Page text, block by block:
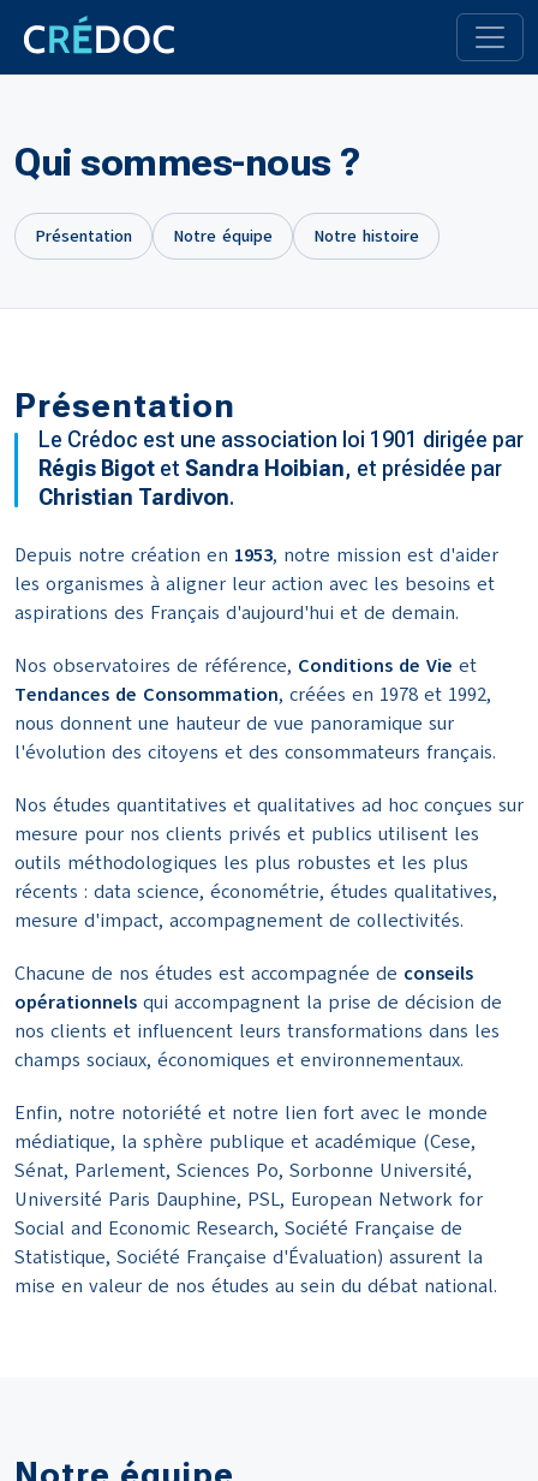
Qui sommes-nous ?
Présentation Notre équipe Notre histoire
Présentation
Le Crédoc est une association loi 1901 dirigée par
Régis Bigot et Sandra Hoibian, et présidée par
Christian Tardivon.
Depuis notre création en 1953, notre mission est d'aider
les organismes à aligner leur action avec les besoins et
aspirations des Français d'aujourd'hui et de demain.
Nos observatoires de référence, Conditions de Vie et
Tendances de Consommation, créées en 1978 et 1992,
nous donnent une hauteur de vue panoramique sur
l'évolution des citoyens et des consommateurs français.
Nos études quantitatives et qualitatives ad hoc conçues sur
mesure pour nos clients privés et publics utilisent les
outils méthodologiques les plus robustes et les plus
récents : data science, économétrie, études qualitatives,
mesure d'impact, accompagnement de collectivités.
Chacune de nos études est accompagnée de conseils
opérationnels qui accompagnent la prise de décision de
nos clients et influencent leurs transformations dans les
champs sociaux, économiques et environnementaux.
Enfin, notre notoriété et notre lien fort avec le monde
médiatique, la sphère publique et académique (Cese,
Sénat, Parlement, Sciences Po, Sorbonne Université,
Université Paris Dauphine, PSL, European Network for
Social and Economic Research, Société Française de
Statistique, Société Française d'Évaluation) assurent la
mise en valeur de nos études au sein du débat national.